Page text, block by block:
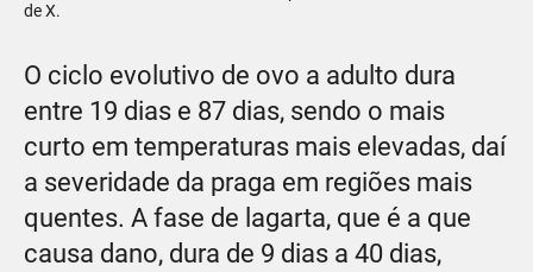
de X.
O ciclo evolutivo de ovo a adulto dura
entre 19 dias e 87 dias, sendo o mais
curto em temperaturas mais elevadas, daí
a severidade da praga em regiões mais
quentes. A fase de lagarta, que é a que
causa dano, dura de 9 dias a 40 dias,